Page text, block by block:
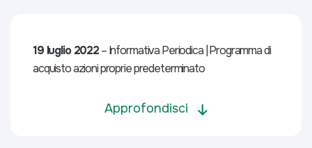
19 luglio 2022– Informativa Periodica | Programma di
acquisto azioni proprie predeterminato
Approfondisci